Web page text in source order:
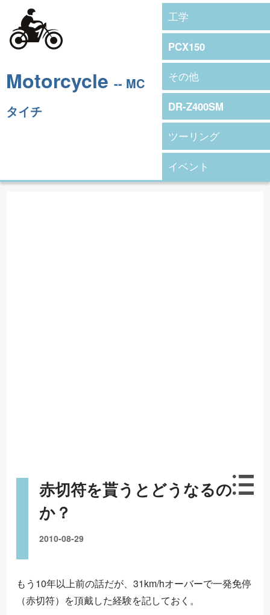
Motorcycle -- MC
タイチ
工学
PCX150
その他
DR-Z400SM
ツーリング
イベント
赤切符を貰うとどうなるの
か？
2010-08-29
もう10年以上前の話だが、31km/hオーバーで一発免停
（赤切符）を頂戴した経験を記しておく。